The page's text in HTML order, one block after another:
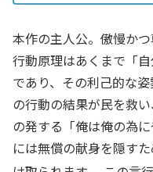
本作の主人公。傲慢か
行動原理はあくまで「
であり、その利己的な
の行動の結果が民を救
の発する「俺は俺の為
には無償の献身を隠す